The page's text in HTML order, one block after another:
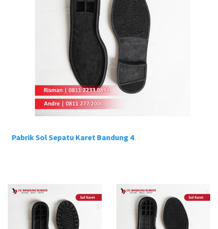
Pabrik Sol Sepatu Karet Bandung 4